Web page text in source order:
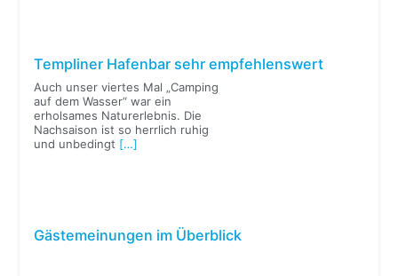
Templiner Hafenbar sehr empfehlenswert
Auch unser viertes Mal „Camping
auf dem Wasser“ war ein
erholsames Naturerlebnis. Die
Nachsaison ist so herrlich ruhig
und unbedingt […]
Gästemeinungen im Überblick